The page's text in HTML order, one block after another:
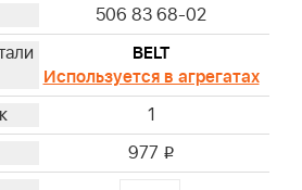
506 83 68-02
BELT
Используется в агрегатах
1
977 i